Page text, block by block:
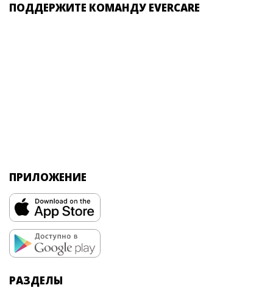
ПОДДЕРЖИТЕ КОМАНДУ EVERCARE
ПРИЛОЖЕНИЕ
РАЗДЕЛЫ